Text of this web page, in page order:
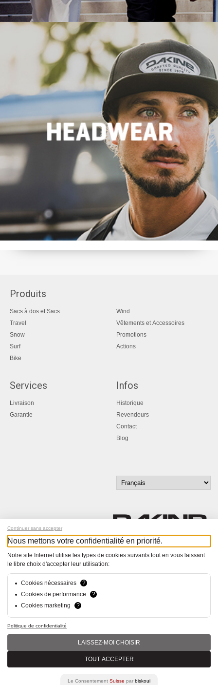
Produits
Sacs à dos et Sacs
Travel
Snow
Surf
Bike
Wind
Vêtements et Accessoires
Promotions
Actions
Services
Livraison
Garantie
Infos
Historique
Revendeurs
Contact
Blog
© Bucher+Walt 2011-2026
Tous droits réservés - Informations non contractuelles
hsolutions.ch
Continuer sans accepter
Nous mettons votre confidentialité en priorité.
Notre site Internet utilise les types de cookies suivants tout en vous laissant
le libre choix d'accepter leur utilisation:
Cookies nécessaires
?
Cookies de performance
?
Cookies marketing
?
Politique de confidentialité
LAISSEZ-MOI CHOISIR
TOUT ACCEPTER
Le Consentement Suisse par biskoui